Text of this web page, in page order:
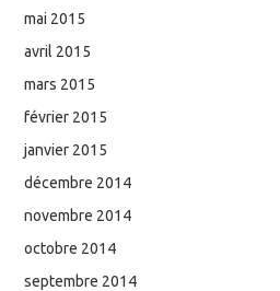
mai 2015
avril 2015
mars 2015
février 2015
janvier 2015
décembre 2014
novembre 2014
octobre 2014
septembre 2014